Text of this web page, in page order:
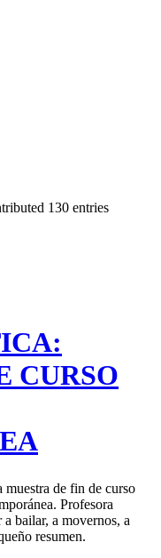
130 entries
CURSO
muestra de fin de curso
Profesora
bailar, a movernos, a
resumen.